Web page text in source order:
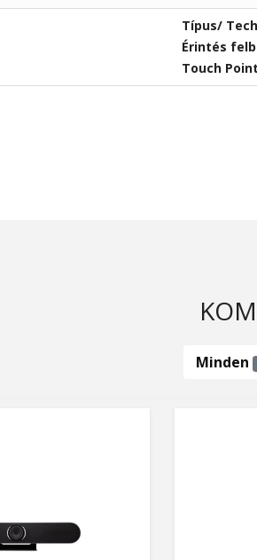
Típus/
Érintés
Touch
Minden